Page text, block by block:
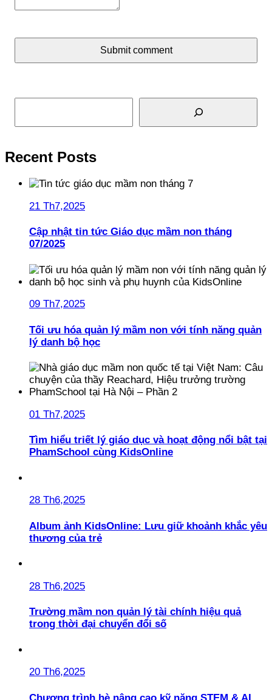
Submit comment
Tìm kiếm
Recent Posts
21 Th7,2025
Cập nhật tin tức Giáo dục mầm non tháng
07/2025
09 Th7,2025
Tối ưu hóa quản lý mầm non với tính năng quản
lý danh bộ học
01 Th7,2025
Tìm hiểu triết lý giáo dục và hoạt động nổi bật tại
PhamSchool cùng KidsOnline
28 Th6,2025
Album ảnh KidsOnline: Lưu giữ khoảnh khắc yêu
thương của trẻ
28 Th6,2025
Trường mầm non quản lý tài chính hiệu quả
trong thời đại chuyển đổi số
20 Th6,2025
Chương trình hè nâng cao kỹ năng STEM & AI